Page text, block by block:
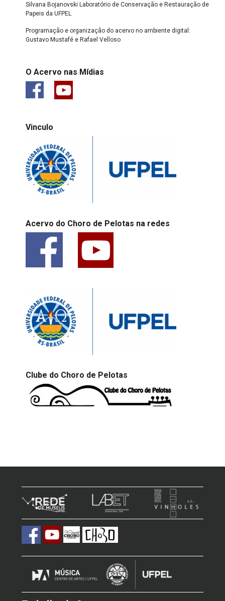
Silvana Bojanovski Laboratório de Conservação e Restauração de
Papeis da UFPEL
Programação e organização do acervo no ambiente digital:
Gustavo Mustafé e Rafael Velloso
O Acervo nas Mídias
Vinculo
Acervo do Choro de Pelotas na redes
Clube do Choro de Pelotas